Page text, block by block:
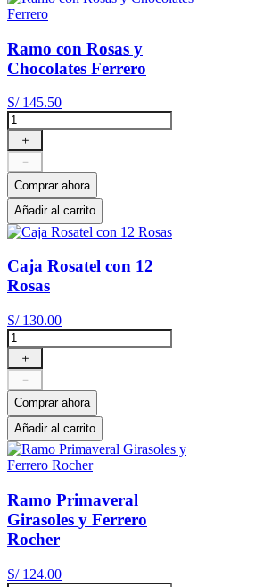
Ramo con Rosas y
Chocolates Ferrero
S/ 145.50
＋
－
Comprar ahora
Añadir al carrito
Caja Rosatel con 12
Rosas
S/ 130.00
＋
－
Comprar ahora
Añadir al carrito
Ramo Primaveral
Girasoles y Ferrero
Rocher
S/ 124.00